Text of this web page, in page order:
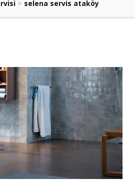
> selena servis ataköy